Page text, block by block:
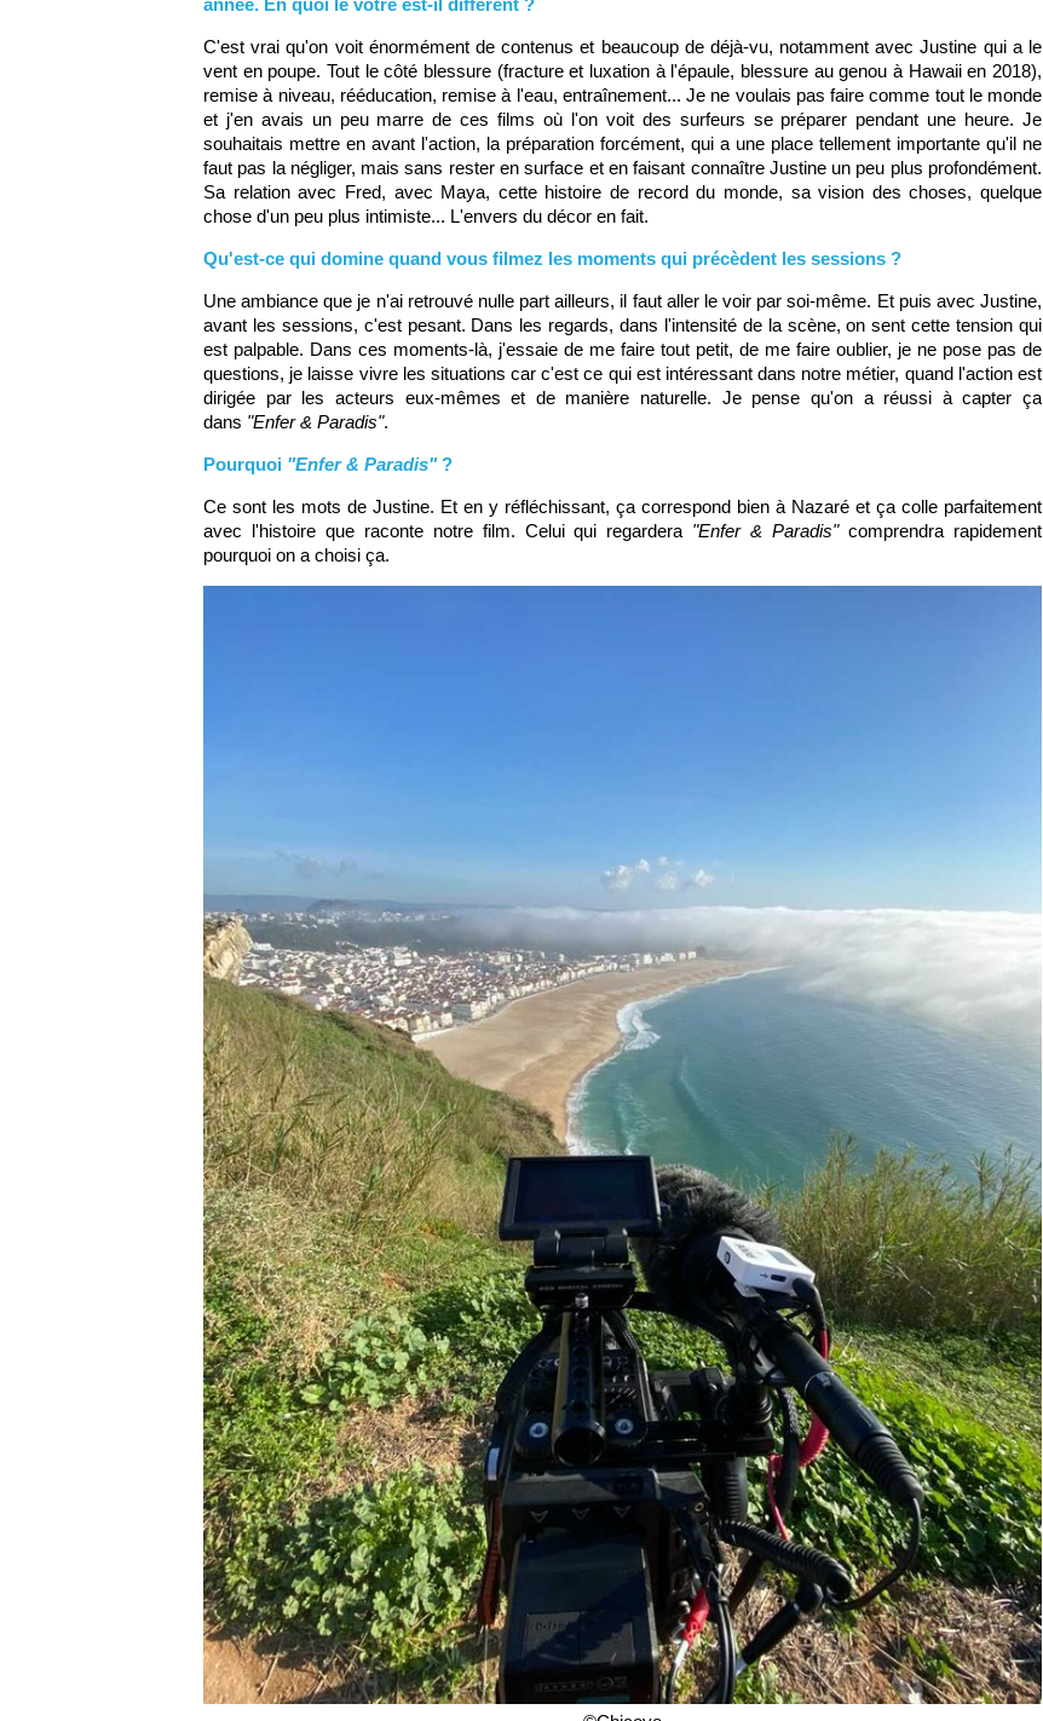
C'est vrai qu'on voit énormément de contenus et beaucoup de déjà-vu, notamment avec Justine qui a le
vent en poupe. Tout le côté blessure (fracture et luxation à l'épaule, blessure au genou à Hawaii en 2018),
remise à niveau, rééducation, remise à l'eau, entraînement... Je ne voulais pas faire comme tout le monde
et j'en avais un peu marre de ces films où l'on voit des surfeurs se préparer pendant une heure. Je
souhaitais mettre en avant l'action, la préparation forcément, qui a une place tellement importante qu'il ne
faut pas la négliger, mais sans rester en surface et en faisant connaître Justine un peu plus profondément.
Sa relation avec Fred, avec Maya, cette histoire de record du monde, sa vision des choses, quelque
chose d'un peu plus intimiste... L'envers du décor en fait.
Qu'est-ce qui domine quand vous filmez les moments qui précèdent les sessions ?
Une ambiance que je n'ai retrouvé nulle part ailleurs, il faut aller le voir par soi-même. Et puis avec Justine,
avant les sessions, c'est pesant. Dans les regards, dans l'intensité de la scène, on sent cette tension qui
est palpable. Dans ces moments-là, j'essaie de me faire tout petit, de me faire oublier, je ne pose pas de
questions, je laisse vivre les situations car c'est ce qui est intéressant dans notre métier, quand l'action est
dirigée par les acteurs eux-mêmes et de manière naturelle. Je pense qu'on a réussi à capter ça
dans "Enfer & Paradis".
Pourquoi "Enfer & Paradis"?
Ce sont les mots de Justine. Et en y réfléchissant, ça correspond bien à Nazaré et ça colle parfaitement
avec l'histoire que raconte notre film. Celui qui regardera "Enfer & Paradis"comprendra rapidement
pourquoi on a choisi ça.